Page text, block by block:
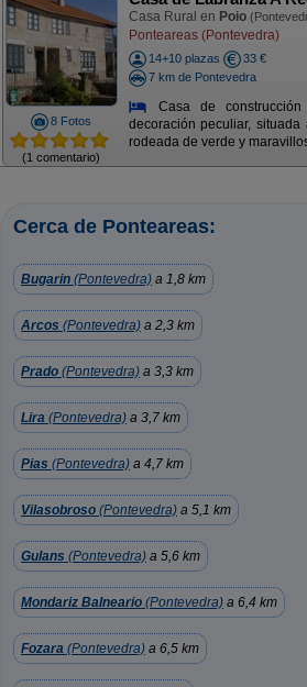
8 Fotos
(1 comentario)
Casa Rural en Poio
Ponteareas (Pontevedra)
14+10 plazas
33 €
7 km de Pontevedra
Casa de
decoración peculiar,
rodeada de verde y
Cerca de Ponteareas:
Bugarin (Pontevedra) a 1,8 km
Arcos (Pontevedra) a 2,3 km
Prado (Pontevedra) a 3,3 km
Lira (Pontevedra) a 3,7 km
Pias (Pontevedra) a 4,7 km
Vilasobroso (Pontevedra) a 5,1 km
Gulans (Pontevedra) a 5,6 km
Mondariz Balneario (Pontevedra) a 6,4 km
Fozara (Pontevedra) a 6,5 km